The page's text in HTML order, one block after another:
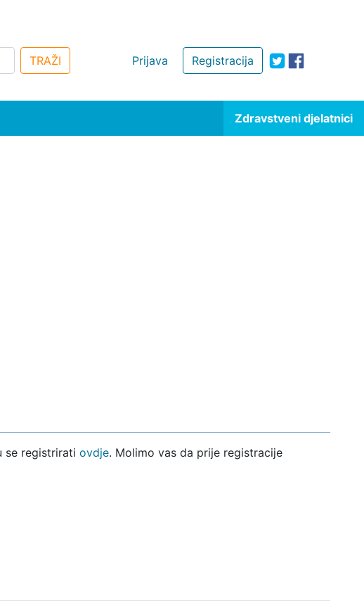
Registracija
Prijava
TRAŽI
Zdravstveni djelatnici
se registrirati ovdje. Molimo vas da prije registracije